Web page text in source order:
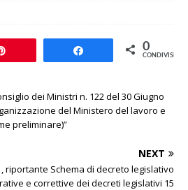
0
CONDIVISIONI
dei Ministri n. 122 del 30 Giugno
del Ministero del lavoro e
preliminare)”
NEXT
riportante Schema di decreto legislativo
e correttive dei decreti legislativi 15